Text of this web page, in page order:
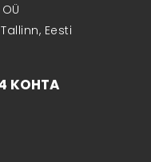
Eesti
KOHTA